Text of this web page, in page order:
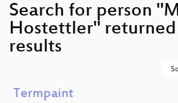
Search for person
Hostettler"
results
Termpaint